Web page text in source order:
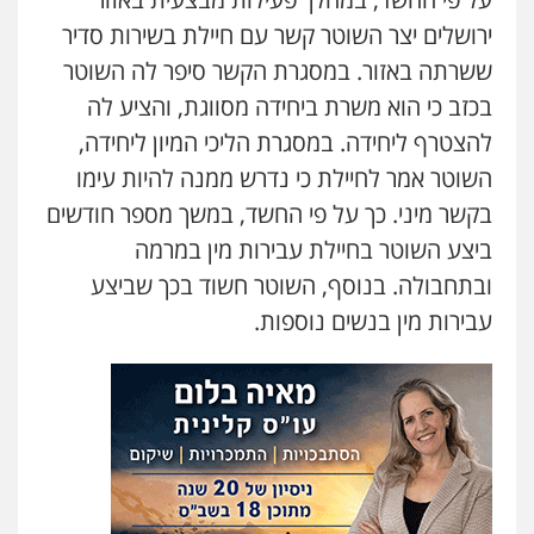
עו"ד שלומי שרון
פלילי צבאי מעצרים וחקירות
0547342002
עו"ד אלון קריטי
פלילי כלכלי אלימות סמים מעצרים
0525544654
מנשה, אלמוג – עורכי דין
פלילי עבירות תנועה צווארון לבן תעבורה
עורכי דין לענייני אסירים מעצרים וחקירות
0546470989
עו"ד זוהר ארבל
פלילי פשיעה חמורה מעצרים וחקירות
קטינים
ירושלים יצר השוטר קשר עם חיילת בשירות סדיר
ששרתה באזור. במסגרת הקשר סיפר לה השוטר
בכזב כי הוא משרת ביחידה מסווגת, והציע לה
להצטרף ליחידה. במסגרת הליכי המיון ליחידה,
השוטר אמר לחיילת כי נדרש ממנה להיות עימו
בקשר מיני. כך על פי החשד, במשך מספר חודשים
ביצע השוטר בחיילת עבירות מין במרמה
ובתחבולה. בנוסף, השוטר חשוד בכך שביצע
עבירות מין בנשים נוספות.
0505417090
שני אלגרבלי – משרד עורכי דין
פלילי עורכי דין לענייני אסירים תעבורה
0507120031
עו"ד אייל אביטל
פלילי פשיעה חמורה מעצרים וחקירות
0544712201
פלילי משפחה כלכלי צבאי
0507003001
ויקי שמואל – משרד עו"ד
פלילי משפט פלילי